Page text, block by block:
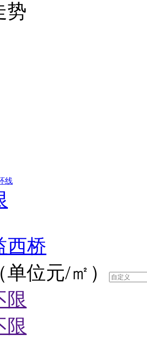
势
线
西桥
单位元/㎡）
限
限